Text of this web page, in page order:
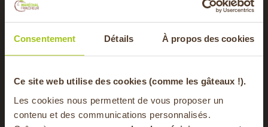
Consentement Détails À propos des cookies
Ce site web utilise des cookies (comme les gâteaux !).
Les cookies nous permettent de vous proposer un
contenu et des communications personnalisés.
Consulter
-20% offerts sur